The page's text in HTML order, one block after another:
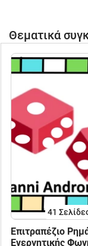
Θεματικά
41
Επιτραπέζιο
Ενεργητικής